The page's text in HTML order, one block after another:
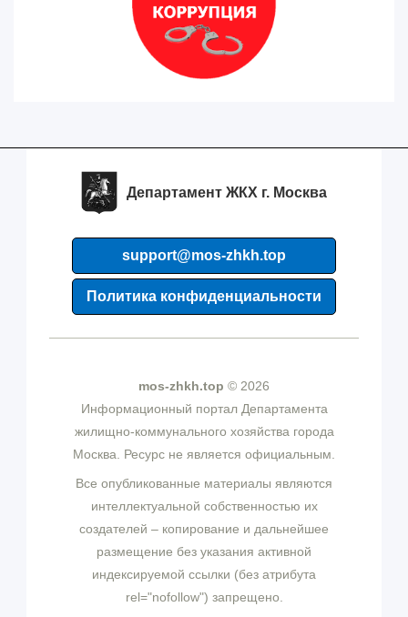
Департамент ЖКХ г. Москва
support@mos-zhkh.top
Политика конфиденциальности
mos-zhkh.top © 2026
Информационный портал Департамента
жилищно-коммунального хозяйства города
Москва. Ресурс не является официальным.
Все опубликованные материалы являются
интеллектуальной собственностью их
создателей – копирование и дальнейшее
размещение без указания активной
индексируемой ссылки (без атрибута
rel="nofollow") запрещено.